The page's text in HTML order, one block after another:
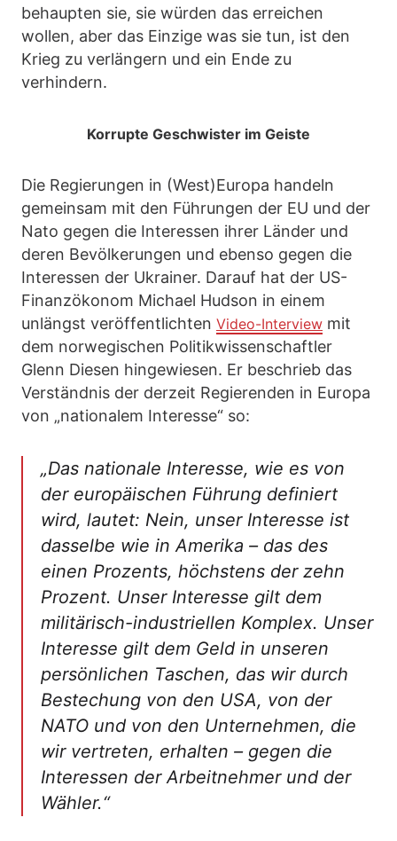
behaupten sie, sie würden das erreichen
wollen, aber das Einzige was sie tun, ist den
Krieg zu verlängern und ein Ende zu
verhindern.
Korrupte Geschwister im Geiste
Die Regierungen in (West)Europa handeln
gemeinsam mit den Führungen der EU und der
Nato gegen die Interessen ihrer Länder und
deren Bevölkerungen und ebenso gegen die
Interessen der Ukrainer. Darauf hat der US-
Finanzökonom Michael Hudson in einem
unlängst veröffentlichten Video-Interview mit
dem norwegischen Politikwissenschaftler
Glenn Diesen hingewiesen. Er beschrieb das
Verständnis der derzeit Regierenden in Europa
von „nationalem Interesse“ so:
„Das nationale Interesse, wie es von
der europäischen Führung definiert
wird, lautet: Nein, unser Interesse ist
dasselbe wie in Amerika – das des
einen Prozents, höchstens der zehn
Prozent. Unser Interesse gilt dem
militärisch-industriellen Komplex. Unser
Interesse gilt dem Geld in unseren
persönlichen Taschen, das wir durch
Bestechung von den USA, von der
NATO und von den Unternehmen, die
wir vertreten, erhalten – gegen die
Interessen der Arbeitnehmer und der
Wähler.“